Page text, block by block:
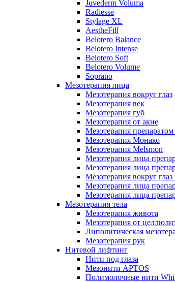
Juvederm Voluma
Radiesse
Stylage XL
AestheFill
Belotero Balance
Belotero Intense
Belotero Soft
Belotero Volume
Soprano
Мезотерапия лица
Мезотерапия вокруг глаз
Мезотерапия век
Мезотерапия губ
Мезотерапия от акне
Мезотерапия препаратом
Мезотерапия Монако
Мезотерапия Melsmon
Мезотерапия лица
Мезотерапия лица
Мезотерапия вокруг
Мезотерапия лица
Мезотерапия лица
Мезотерапия тела
Мезотерапия живота
Мезотерапия от
Липолитическая
Мезотерапия рук
Нитевой лифтинг
Нити под глаза
Мезонити APTOS
Полимолочные нити